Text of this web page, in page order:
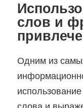
слов и
Одним из